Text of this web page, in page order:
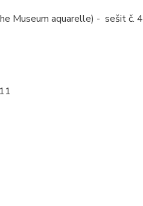
Museum aquarelle) - sešit č. 4